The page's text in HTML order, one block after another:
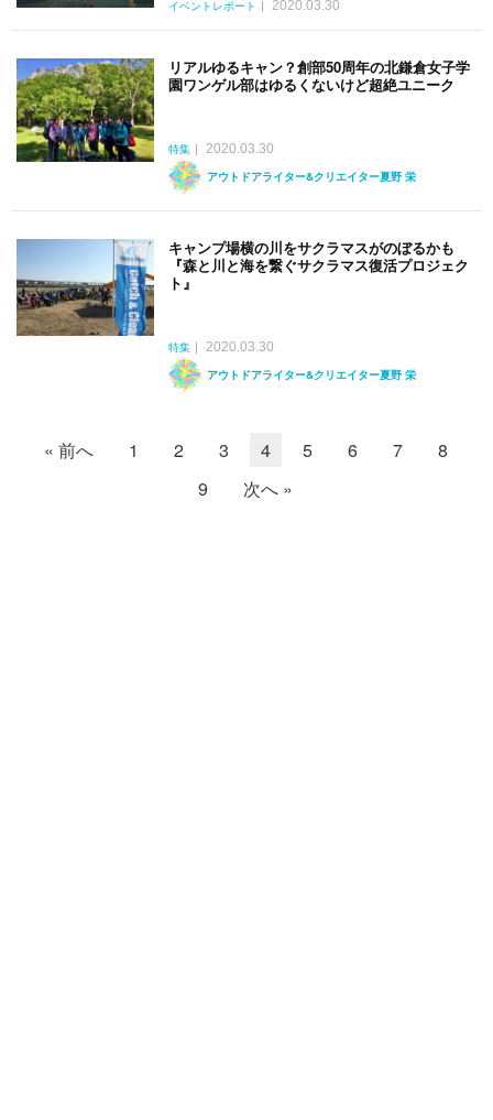
イベントレポート 2020.03.30
リアルゆるキャン？創部50周年の北鎌倉女子学
園ワンゲル部はゆるくないけど超絶ユニーク
特集
2020.03.30
アウトドアライター&クリエイター夏野 栄
キャンプ場横の川をサクラマスがのぼるかも
『森と川と海を繋ぐサクラマス復活プロジェク
ト』
特集
2020.03.30
アウトドアライター&クリエイター夏野 栄
« 前へ 1 2 3 4 5 6 7
8
9
次へ »